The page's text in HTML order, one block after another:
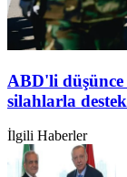
ABD'li
silahlarla
İlgili Haberler